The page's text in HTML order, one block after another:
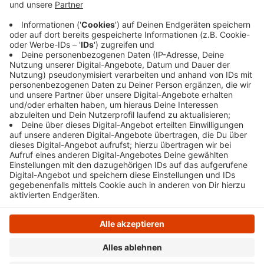
aus Schwelm übersehen und angefahren haben.
Der Mann wurde leicht verletzt in ein Krankenhaus
gebracht.
Veröffentlicht: Dienstag, 18.02.2025 14:23
Anzeige
Anzeige